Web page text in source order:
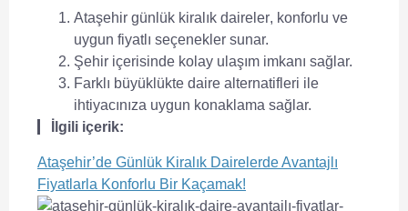
Ataşehir günlük kiralık daireler, konforlu ve
uygun fiyatlı seçenekler sunar.
Şehir içerisinde kolay ulaşım imkanı sağlar.
Farklı büyüklükte daire alternatifleri ile
ihtiyacınıza uygun konaklama sağlar.
İlgili içerik:
Ataşehir’de Günlük Kiralık Dairelerde Avantajlı
Fiyatlarla Konforlu Bir Kaçamak!